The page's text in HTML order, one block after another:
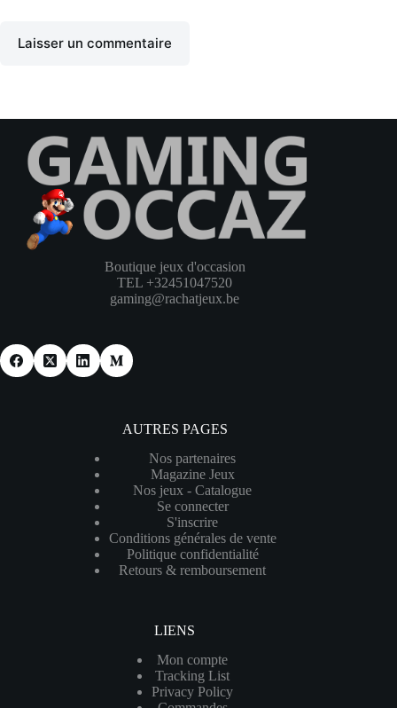
Laisser un commentaire
Boutique jeux d'occasion
TEL +32451047520
gaming@rachatjeux.be
AUTRES PAGES
Nos partenaires
Magazine Jeux
Nos jeux - Catalogue
Se connecter
S'inscrire
Conditions générales de vente
Politique confidentialité
Retours & remboursement
LIENS
Mon compte
Tracking List
Privacy Policy